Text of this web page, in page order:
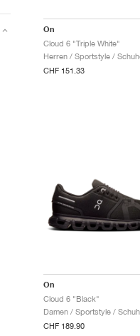
On
Cloud 6 "Triple White"
Herren / Sportstyle /
CHF 151.33
On
Cloud 6 "Black"
Damen / Sportstyle /
CHF 189.90